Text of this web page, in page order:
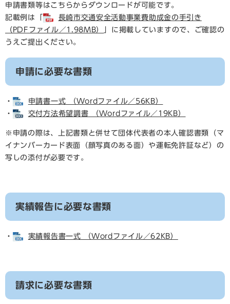
申請書類等はこちらからダウンロードが可能です。
記載例は「
長崎市交通安全活動事業費助成金の手引き
（PDFファイル／1.98MB）
」に掲載していますので、ご確認の
うえご提出ください。
申請に必要な書類
・
申請書一式 （Wordファイル／56KB）
・
交付方法希望調書 （Wordファイル／19KB）
※申請の際は、上記書類と併せて団体代表者の本人確認書類（マ
イナンバーカード表面（顔写真のある面）や運転免許証など）の
写しの添付が必要です。
実績報告に必要な書類
・ 実績報告書一式 （Wordファイル／62KB）
請求に必要な書類